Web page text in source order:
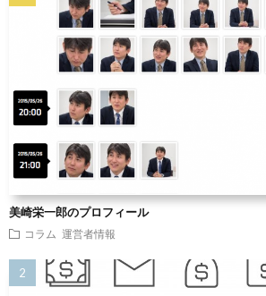
美崎栄一郎のプロフィール
コラム 運営者情報